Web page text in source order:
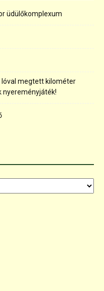
üdülőkomplexum
lóval megtett kilométer
nyereményjáték!